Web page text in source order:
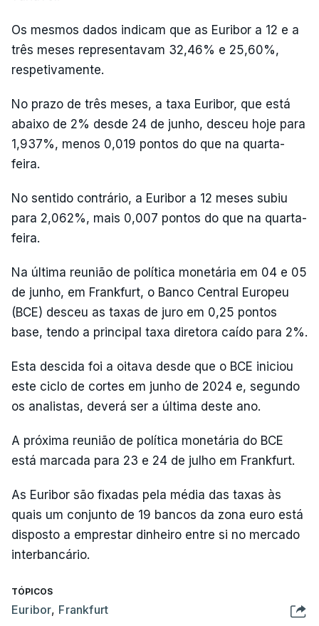
Os mesmos dados indicam que as Euribor a 12 e a
três meses representavam 32,46% e 25,60%,
respetivamente.
No prazo de três meses, a taxa Euribor, que está
abaixo de 2% desde 24 de junho, desceu hoje para
1,937%, menos 0,019 pontos do que na quarta-
feira.
No sentido contrário, a Euribor a 12 meses subiu
para 2,062%, mais 0,007 pontos do que na quarta-
feira.
Na última reunião de política monetária em 04 e 05
de junho, em Frankfurt, o Banco Central Europeu
(BCE) desceu as taxas de juro em 0,25 pontos
base, tendo a principal taxa diretora caído para 2%.
Esta descida foi a oitava desde que o BCE iniciou
este ciclo de cortes em junho de 2024 e, segundo
os analistas, deverá ser a última deste ano.
A próxima reunião de política monetária do BCE
está marcada para 23 e 24 de julho em Frankfurt.
As Euribor são fixadas pela média das taxas às
quais um conjunto de 19 bancos da zona euro está
disposto a emprestar dinheiro entre si no mercado
interbancário.
TÓPICOS
Euribor, Frankfurt